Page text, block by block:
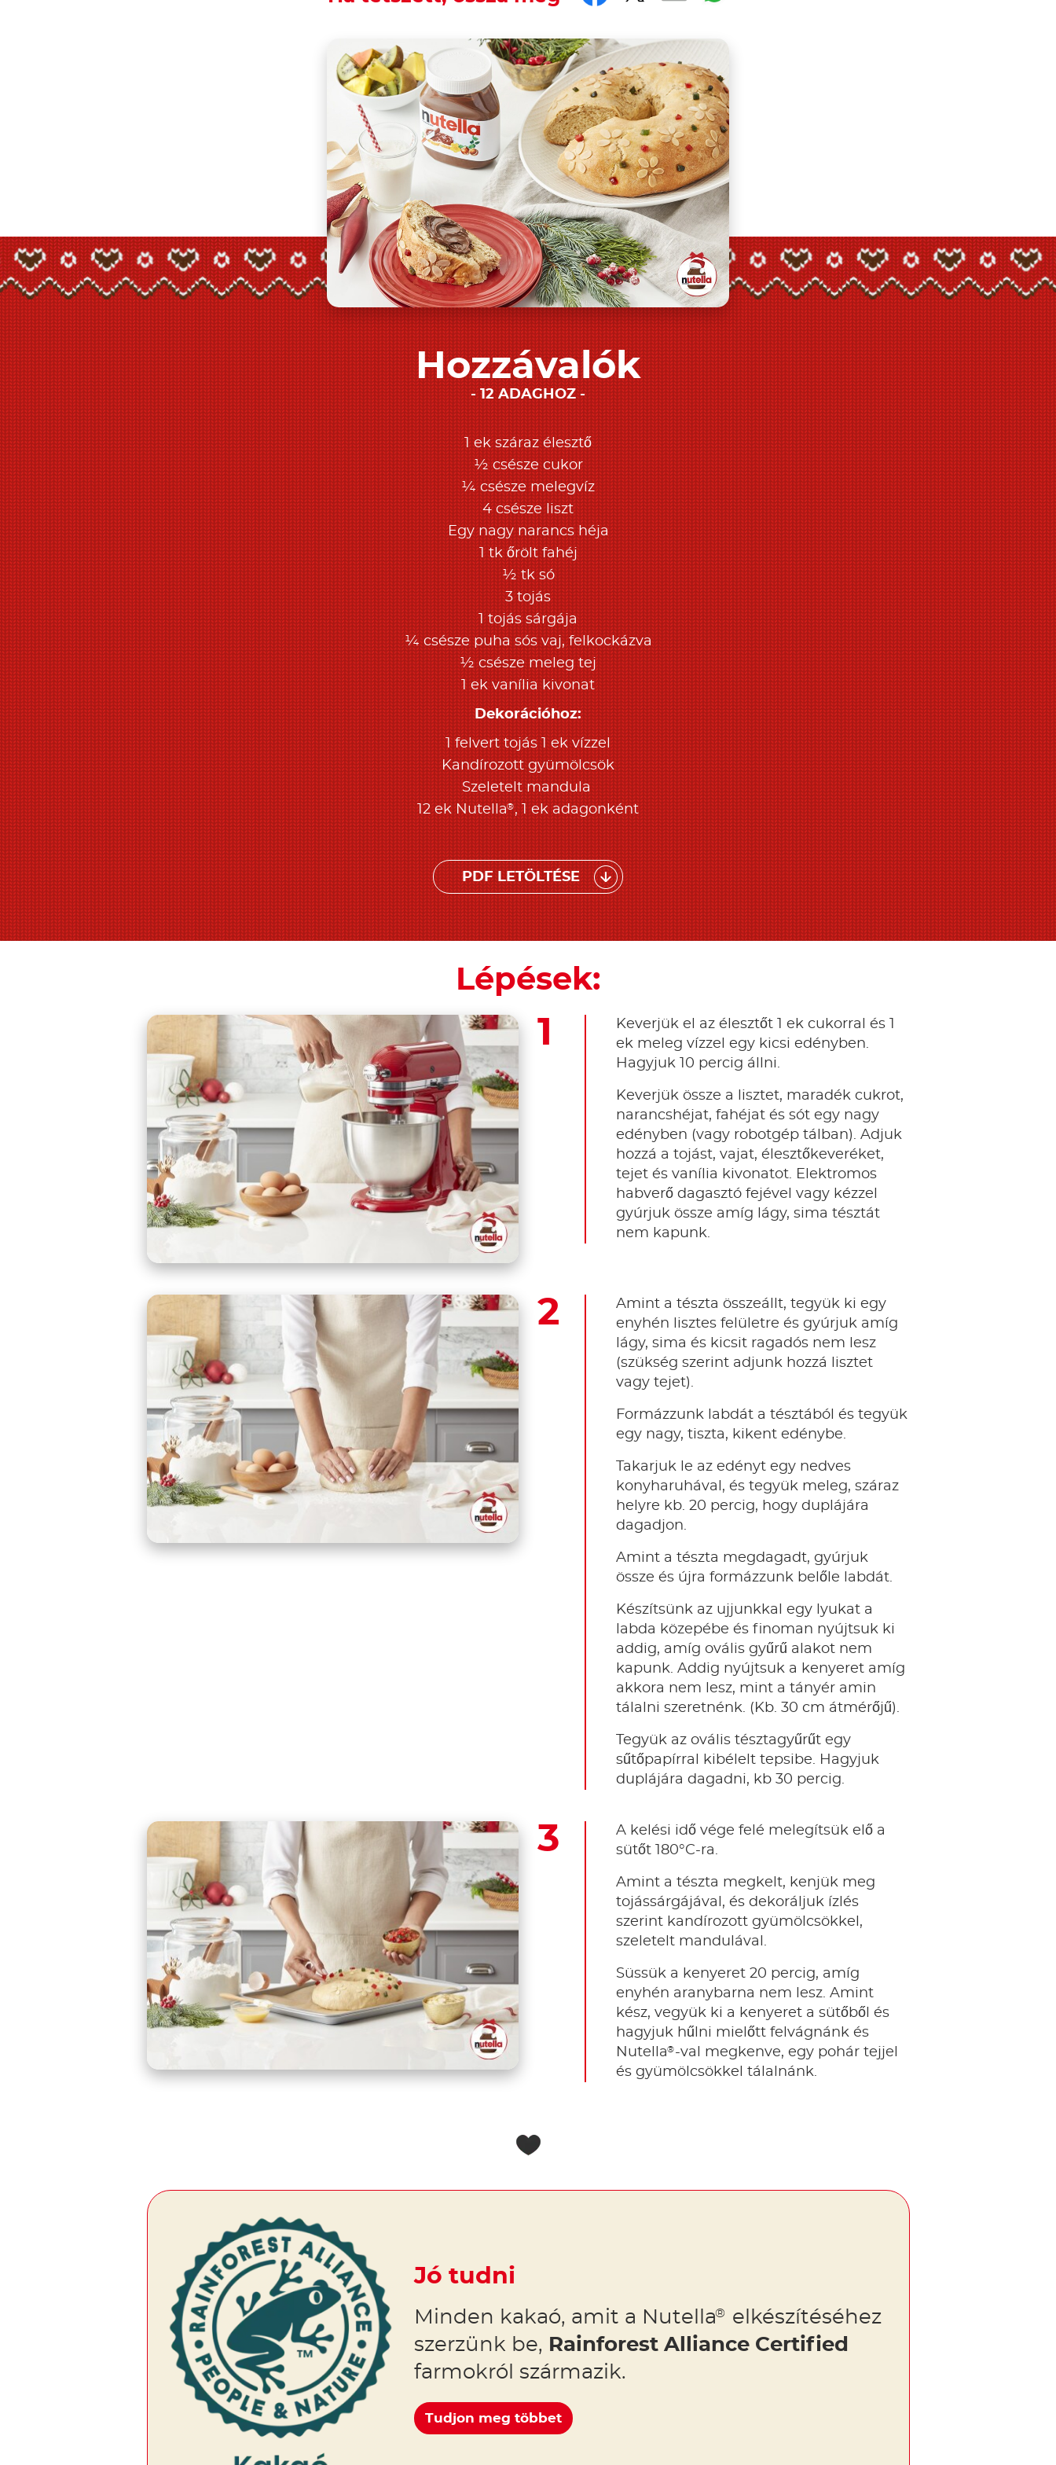
Hozzávalók
12 ADAGHOZ
1 ek száraz élesztő
½ csésze cukor
¼ csésze melegvíz
4 csésze liszt
Egy nagy narancs héja
1 tk őrölt fahéj
½ tk só
3 tojás
1 tojás sárgája
¼ csésze puha sós vaj, felkockázva
½ csésze meleg tej
1 ek vanília kivonat
Dekorációhoz:
1 felvert tojás 1 ek vízzel
Kandírozott gyümölcsök
Szeletelt mandula
12 ek Nutella®, 1 ek adagonként
PDF LETÖLTÉSE
Lépések:
Keverjük el az élesztőt 1 ek cukorral és 1
ek meleg vízzel egy kicsi edényben.
Hagyjuk 10 percig állni.
Keverjük össze a lisztet, maradék cukrot,
narancshéjat, fahéjat és sót egy nagy
edényben (vagy robotgép tálban). Adjuk
hozzá a tojást, vajat, élesztőkeveréket,
tejet és vanília kivonatot. Elektromos
habverő dagasztó fejével vagy kézzel
gyúrjuk össze amíg lágy, sima tésztát
nem kapunk.
Amint a tészta összeállt, tegyük ki egy
enyhén lisztes felületre és gyúrjuk amíg
lágy, sima és kicsit ragadós nem lesz
(szükség szerint adjunk hozzá lisztet
vagy tejet).
Formázzunk labdát a tésztából és tegyük
egy nagy, tiszta, kikent edénybe.
Takarjuk le az edényt egy nedves
konyharuhával, és tegyük meleg, száraz
helyre kb. 20 percig, hogy duplájára
dagadjon.
Amint a tészta megdagadt, gyúrjuk
össze és újra formázzunk belőle labdát.
Készítsünk az ujjunkkal egy lyukat a
labda közepébe és finoman nyújtsuk ki
addig, amíg ovális gyűrű alakot nem
kapunk. Addig nyújtsuk a kenyeret amíg
akkora nem lesz, mint a tányér amin
tálalni szeretnénk. (Kb. 30 cm átmérőjű).
Tegyük az ovális tésztagyűrűt egy
sűtőpapírral kibélelt tepsibe. Hagyjuk
duplájára dagadni, kb 30 percig.
A kelési idő vége felé melegítsük elő a
sütőt 180°C-ra.
Amint a tészta megkelt, kenjük meg
tojássárgájával, és dekoráljuk ízlés
szerint kandírozott gyümölcsökkel,
szeletelt mandulával.
Süssük a kenyeret 20 percig, amíg
enyhén aranybarna nem lesz. Amint
kész, vegyük ki a kenyeret a sütőből és
hagyjuk hűlni mielőtt felvágnánk és
Nutella® -val megkenve, egy pohár tejjel
és gyümölcsökkel tálalnánk.
Jó tudni
Minden kakaó, amit a Nutella®
elkészítéséhez
szerzünk be, Rainforest Alliance Certified
farmokról származik.
Tudjon meg többet